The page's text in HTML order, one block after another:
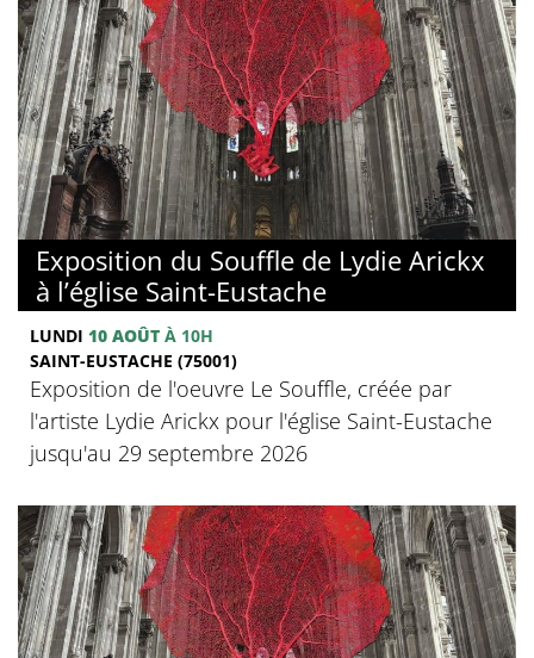
Exposition du Souffle de Lydie Arickx
à l’église Saint-Eustache
LUNDI 10 AOÛT À 10H
SAINT-EUSTACHE (75001)
Exposition de l'oeuvre Le Souffle, créée par
l'artiste Lydie Arickx pour l'église Saint-Eustache
jusqu'au 29 septembre 2026